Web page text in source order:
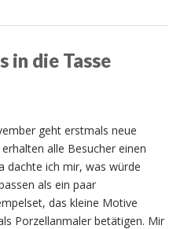
in die Tasse
geht erstmals neue
alle Besucher einen
dachte ich mir, was würde
als ein paar
das kleine Motive
Porzellanmaler betätigen. Mir